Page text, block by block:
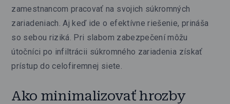
zamestnancom pracovať na svojich súkromných
zariadeniach. Aj keď ide o efektívne riešenie, prináša
so sebou riziká. Pri slabom zabezpečení môžu
útočníci po infiltrácii súkromného zariadenia získať
prístup do celofiremnej siete.
Ako minimalizovať hrozby